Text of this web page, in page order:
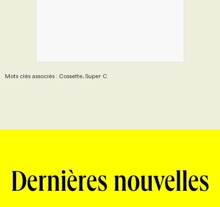
Mots clés associés : Cossette, Super C
Dernières nouvelles